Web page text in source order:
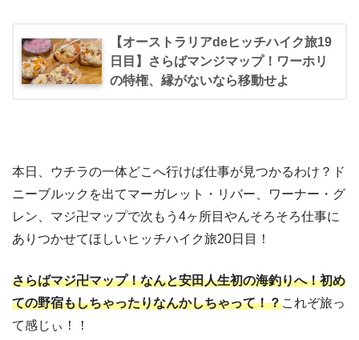
【オーストラリアdeヒッチハイク旅19
日目】さらばマンジマップ！ワーホリ
の特権、縁がないなら移動せよ
本日、ウチラの一体どこへ行けば仕事が見つかるわけ？ド
ニーブルックを出てマーガレット・リバー、ワーナー・グ
レン、マジ卍マップで次もう4ヶ所目やんそろそろ仕事に
ありつかせてほしいヒッチハイク旅20日目！
さらばマジ卍マップ！なんと安田人生初の海釣りへ！初め
ての野宿もしちゃったりなんかしちゃって！？これぞ旅っ
て感じぃ！！